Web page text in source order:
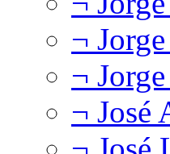
¬
¬
¬ José